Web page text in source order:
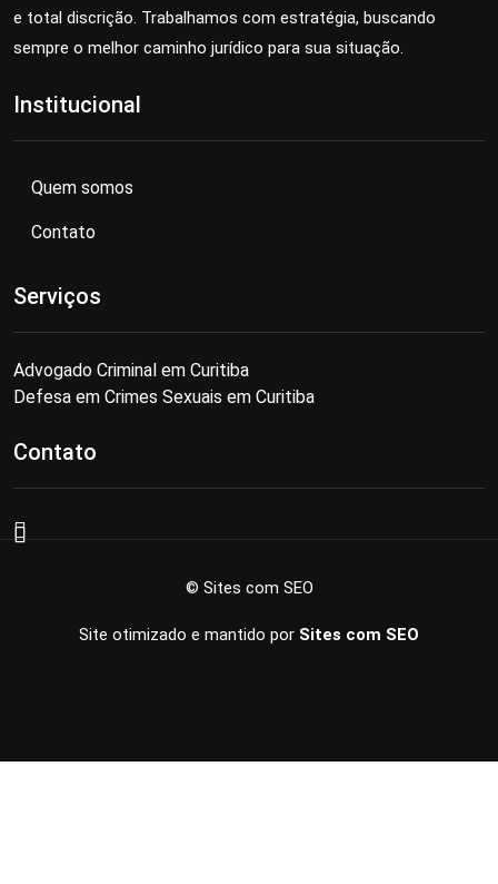
e total discrição. Trabalhamos com estratégia, buscando
sempre o melhor caminho jurídico para sua situação.
Institucional
Quem somos
Contato
Serviços
Advogado Criminal em Curitiba
Defesa em Crimes Sexuais em Curitiba
Contato
© Sites com SEO
Site otimizado e mantido por Sites com SEO